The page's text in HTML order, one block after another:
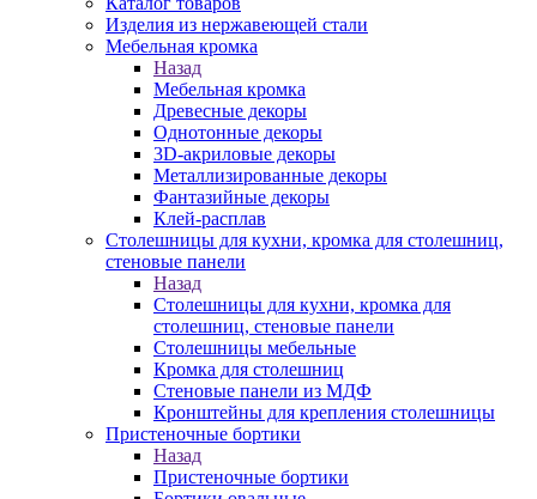
Изделия из нержавеющей стали
Мебельная кромка
Назад
Мебельная кромка
Древесные декоры
Однотонные декоры
3D-акриловые декоры
Металлизированные декоры
Фантазийные декоры
Клей-расплав
Столешницы для кухни, кромка для столешниц,
стеновые панели
Назад
Столешницы для кухни, кромка для
столешниц, стеновые панели
Столешницы мебельные
Кромка для столешниц
Стеновые панели из МДФ
Кронштейны для крепления столешницы
Пристеночные бортики
Назад
Пристеночные бортики